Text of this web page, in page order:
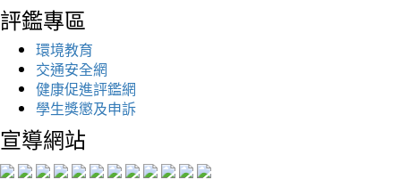
評鑑專區
環境教育
交通安全網
健康促進評鑑網
學生獎懲及申訴
宣導網站